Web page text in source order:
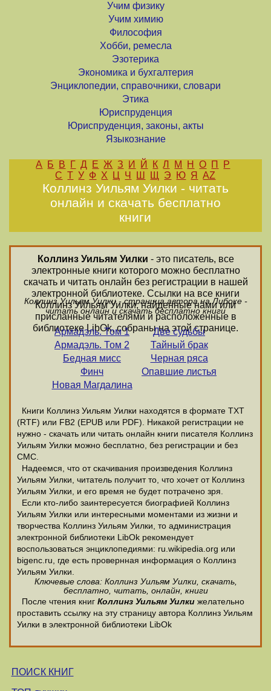
Учим физику
Учим химию
Философия
Хобби, ремесла
Эзотерика
Экономика и бухгалтерия
Энциклопедии, справочники, словари
Этика
Юриспруденция
Юриспруденция, законы, акты
Языкознание
А Б В Г Д Е Ж З И Й К Л М Н О П
Р
С Т У Ф Х Ц Ч Ш Щ Э Ю Я AZ
Коллинз Уильям Уилки - читать
онлайн и скачать бесплатно
книги
Коллинз Уильям Уилки - это писатель, все
электронные книги которого можно бесплатно
скачать и читать онлайн без регистрации в нашей
электронной библиотеке. Ссылки на все книги
Коллинз Уильям Уилки, найденные нами или
присланные читателями и расположенные в
библиотеке LibOk, собраны на этой странице.
Коллинз Уильям Уилки - страница автора на Либоке -
читать онлайн и скачать бесплатно книги
Армадэль. Том 1
Армадэль. Том 2
Бедная мисс
Финч
Новая Магдалина
Две судьбы
Тайный брак
Черная ряса
Опавшие листья
Книги Коллинз Уильям Уилки находятся в формате ТХТ
(RTF) или FB2 (EPUB или PDF). Никакой регистрации не
нужно - скачать или читать онлайн книги писателя Коллинз
Уильям Уилки можно бесплатно, без регистрации и без
СМС.
Надеемся, что от скачивания произведения Коллинз
Уильям Уилки, читатель получит то, что хочет от Коллинз
Уильям Уилки, и его время не будет потрачено зря.
Если кто-либо заинтересуется биографией Коллинз
Уильям Уилки или интересными моментами из жизни и
творчества Коллинз Уильям Уилки, то администрация
электронной библиотеки LibOk рекомендует
воспользоваться энциклопедиями: ru.wikipedia.org или
bigenc.ru, где есть провернная информация о Коллинз
Уильям Уилки.
Ключевые слова: Коллинз Уильям Уилки, скачать,
бесплатно, читать, онлайн, книги
После чтения книг Коллинз Уильям Уилки желательно
проставить ссылку на эту страницу автора Коллинз Уильям
Уилки в электронной библиотеки LibOk
ПОИСК КНИГ